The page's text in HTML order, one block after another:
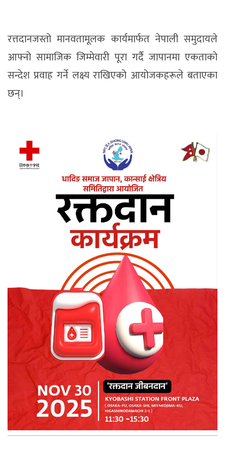
रत्तदानजस्तो मानवतामूलक कार्यमार्फत नेपाली समुदायले
आफ्नो सामाजिक जिम्मेवारी पूरा गर्दै जापानमा एकताको
सन्देश प्रवाह गर्ने लक्ष्य राखिएको आयोजकहरूले बताएका
छन्।